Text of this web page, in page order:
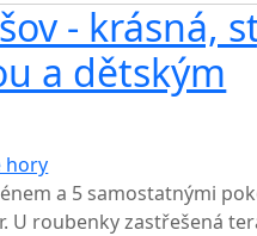
- krásná,
a dětským
hory
a 5 samostatnými
U roubenky zastřešená